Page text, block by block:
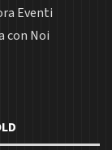
Eventi
con Noi